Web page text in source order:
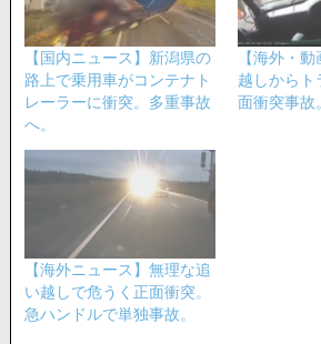
【国内ニュース】新潟県の
路上で乗用車がコンテナト
レーラーに衝突。多重事故
へ。
【海外・
越しからト
面衝突事故
【海外ニュース】無理な追
い越しで危うく正面衝突。
急ハンドルで単独事故。